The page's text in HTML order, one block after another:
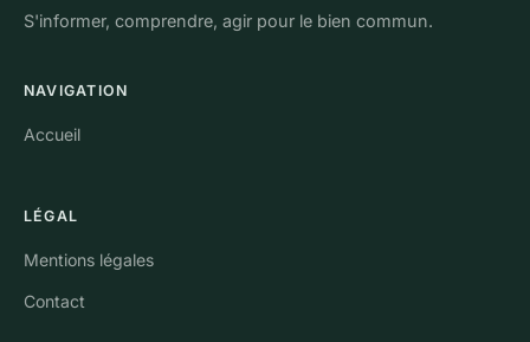
S'informer, comprendre, agir pour le bien commun.
NAVIGATION
Accueil
LÉGAL
Mentions légales
Contact